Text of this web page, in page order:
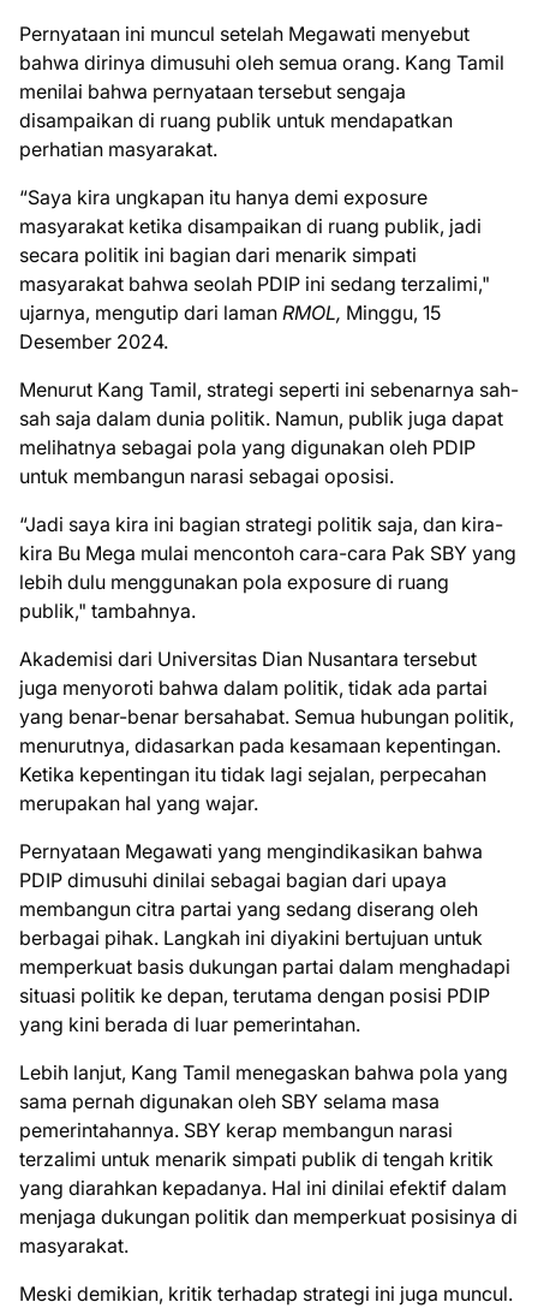
Pernyataan ini muncul setelah Megawati menyebut
bahwa dirinya dimusuhi oleh semua orang. Kang Tamil
menilai bahwa pernyataan tersebut sengaja
disampaikan di ruang publik untuk mendapatkan
perhatian masyarakat.
“Saya kira ungkapan itu hanya demi exposure
masyarakat ketika disampaikan di ruang publik, jadi
secara politik ini bagian dari menarik simpati
masyarakat bahwa seolah PDIP ini sedang terzalimi,"
ujarnya, mengutip dari laman RMOL, Minggu, 15
Desember 2024.
Menurut Kang Tamil, strategi seperti ini sebenarnya sah-
sah saja dalam dunia politik. Namun, publik juga dapat
melihatnya sebagai pola yang digunakan oleh PDIP
untuk membangun narasi sebagai oposisi.
“Jadi saya kira ini bagian strategi politik saja, dan kira-
kira Bu Mega mulai mencontoh cara-cara Pak SBY yang
lebih dulu menggunakan pola exposure di ruang
publik," tambahnya.
Akademisi dari Universitas Dian Nusantara tersebut
juga menyoroti bahwa dalam politik, tidak ada partai
yang benar-benar bersahabat. Semua hubungan politik,
menurutnya, didasarkan pada kesamaan kepentingan.
Ketika kepentingan itu tidak lagi sejalan, perpecahan
merupakan hal yang wajar.
Pernyataan Megawati yang mengindikasikan bahwa
PDIP dimusuhi dinilai sebagai bagian dari upaya
membangun citra partai yang sedang diserang oleh
berbagai pihak. Langkah ini diyakini bertujuan untuk
memperkuat basis dukungan partai dalam menghadapi
situasi politik ke depan, terutama dengan posisi PDIP
yang kini berada di luar pemerintahan.
Lebih lanjut, Kang Tamil menegaskan bahwa pola yang
sama pernah digunakan oleh SBY selama masa
pemerintahannya. SBY kerap membangun narasi
terzalimi untuk menarik simpati publik di tengah kritik
yang diarahkan kepadanya. Hal ini dinilai efektif dalam
menjaga dukungan politik dan memperkuat posisinya di
masyarakat.
Meski demikian, kritik terhadap strategi ini juga muncul.